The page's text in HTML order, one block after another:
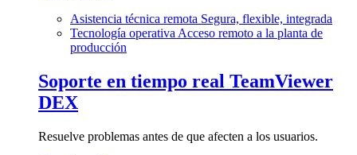
Asistencia técnica remota Segura, flexible, integrada
Tecnología operativa Acceso remoto a la planta de
producción
Soporte en tiempo real TeamViewer
DEX
Resuelve problemas antes de que afecten a los usuarios.